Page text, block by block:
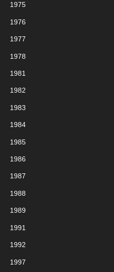
1975
1976
1977
1978
1981
1982
1983
1984
1985
1986
1987
1988
1989
1991
1992
1997